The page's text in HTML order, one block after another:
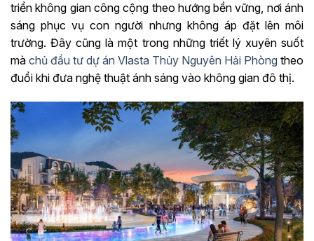
triển không gian công cộng theo hướng bền vững, nơi ánh
sáng phục vụ con người nhưng không áp đặt lên môi
trường. Đây cũng là một trong những triết lý xuyên suốt
mà chủ đầu tư dự án Vlasta Thủy Nguyên Hải Phòng theo
đuổi khi đưa nghệ thuật ánh sáng vào không gian đô thị.